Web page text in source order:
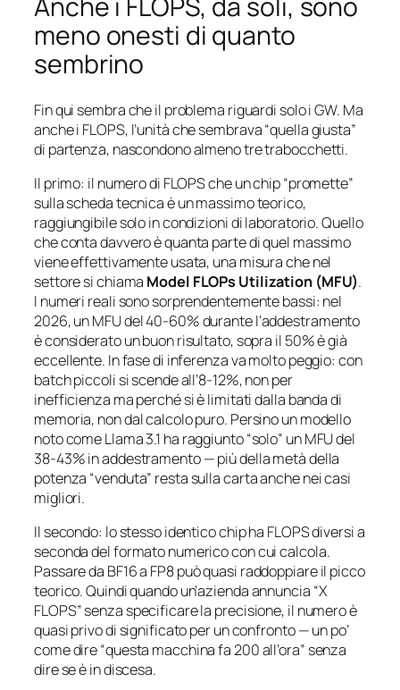
meno onesti di quanto
sembrino
Fin qui sembra che il problema riguardi solo i GW. Ma
anche i FLOPS, l’unità che sembrava “quella giusta”
di partenza, nascondono almeno tre trabocchetti.
Il primo: il numero di FLOPS che un chip “promette”
sulla scheda tecnica è un massimo teorico,
raggiungibile solo in condizioni di laboratorio. Quello
che conta davvero è quanta parte di quel massimo
viene effettivamente usata, una misura che nel
settore si chiama Model FLOPs Utilization (MFU).
I numeri reali sono sorprendentemente bassi: nel
2026, un MFU del 40-60% durante l’addestramento
è considerato un buon risultato, sopra il 50% è già
eccellente. In fase di inferenza va molto peggio: con
batch piccoli si scende all’8-12%, non per
inefficienza ma perché si è limitati dalla banda di
memoria, non dal calcolo puro. Persino un modello
noto come Llama 3.1 ha raggiunto “solo” un MFU del
38-43% in addestramento — più della metà della
potenza “venduta” resta sulla carta anche nei casi
migliori.
Il secondo: lo stesso identico chip ha FLOPS diversi a
seconda del formato numerico con cui calcola.
Passare da BF16 a FP8 può quasi raddoppiare il picco
teorico. Quindi quando un’azienda annuncia “X
FLOPS” senza specificare la precisione, il numero è
quasi privo di significato per un confronto — un po’
come dire “questa macchina fa 200 all’ora” senza
dire se è in discesa.